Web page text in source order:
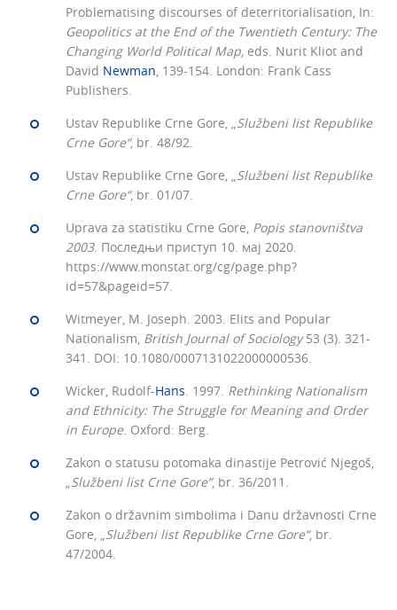
Problematising discourses of deterritorialisation, In:
Geopolitics at the End of the Twentieth Century: The
Changing World Political Map, eds. Nurit Kliot and
David Newman, 139-154. London: Frank Cass
Publishers.
Ustav Republike Crne Gore, „Službeni list Republike
Crne Gore“, br. 48/92.
Ustav Republike Crne Gore, „Službeni list Republike
Crne Gore“, br. 01/07.
Uprava za statistiku Crne Gore, Popis stanovništva
2003. Последњи приступ 10. мај 2020.
https://www.monstat.org/cg/page.php?
id=57&pageid=57.
Witmeyer, M. Joseph. 2003. Elits and Popular
Nationalism, British Journal of Sociology53 (3). 321-
341. DOI: 10.1080/0007131022000000536.
Wicker, Rudolf-Hans. 1997. Rethinking Nationalism
and Ethnicity: The Struggle for Meaning and Order
in Europe. Oxford: Berg.
Zakon o statusu potomaka dinastije Petrović Njegoš,
„Službeni list Crne Gore”, br. 36/2011.
Zakon o državnim simbolima i Danu državnosti Crne
Gore, „Službeni list Rеpublike Crne Gore“, br.
47/2004.